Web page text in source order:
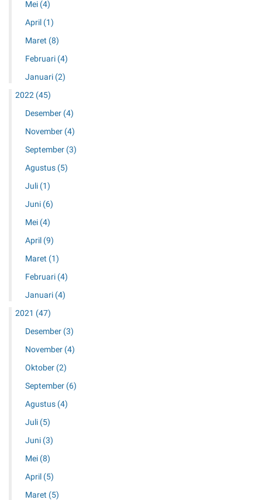
Mei (4)
April (1)
Maret (8)
Februari (4)
Januari (2)
2022 (45)
Desember (4)
November (4)
September (3)
Agustus (5)
Juli (1)
Juni (6)
Mei (4)
April (9)
Maret (1)
Februari (4)
Januari (4)
2021 (47)
Desember (3)
November (4)
Oktober (2)
September (6)
Agustus (4)
Juli (5)
Juni (3)
Mei (8)
April (5)
Maret (5)